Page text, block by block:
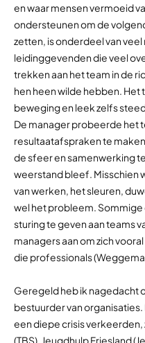
en waar mensen vermoeid
ondersteunen om de
zetten, is onderdeel van
leidinggevenden die veel
trekken aan het team in de
hen heen wilde hebben. Het
beweging en leek zelfs
De manager probeerde het
resultaatafspraken te
de sfeer en samenwerking
weerstand bleef. Misschien
van werken, het sleuren,
wel het probleem.
sturing te geven aan teams
managers aan om zich
die professionals
Geregeld heb ik nagedacht
bestuurder van
een diepe crisis verkeerden,
(TBS), Jeugdhulp Friesland